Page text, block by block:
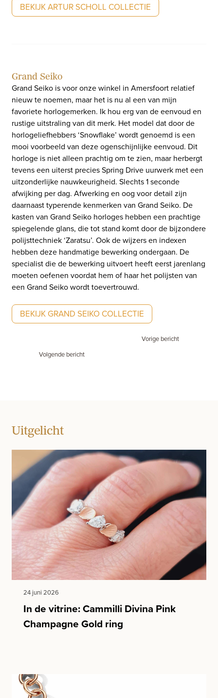
BEKIJK ARTUR SCHOLL COLLECTIE
Grand Seiko
Grand Seiko is voor onze winkel in Amersfoort relatief
nieuw te noemen, maar het is nu al een van mijn
favoriete horlogemerken. Ik hou erg van de eenvoud en
rustige uitstraling van dit merk. Het model dat door de
horlogeliefhebbers ‘Snowflake’ wordt genoemd is een
mooi voorbeeld van deze ogenschijnlijke eenvoud. Dit
horloge is niet alleen prachtig om te zien, maar herbergt
tevens een uiterst precies Spring Drive uurwerk met een
uitzonderlijke nauwkeurigheid. Slechts 1 seconde
afwijking per dag. Afwerking en oog voor detail zijn
daarnaast typerende kenmerken van Grand Seiko. De
kasten van Grand Seiko horloges hebben een prachtige
spiegelende glans, die tot stand komt door de bijzondere
polijsttechniek ‘Zaratsu’. Ook de wijzers en indexen
hebben deze handmatige bewerking ondergaan. De
specialist die de bewerking uitvoert heeft eerst jarenlang
moeten oefenen voordat hem of haar het polijsten van
een Grand Seiko wordt toevertrouwd.
BEKIJK GRAND SEIKO COLLECTIE
Vorige bericht
Volgende bericht
Uitgelicht
24 juni 2026
In de vitrine: Cammilli Divina Pink
Champagne Gold ring